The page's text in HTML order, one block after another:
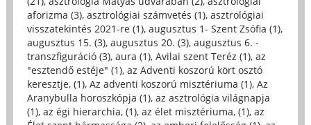
aforizma (3), asztrológiai számvetés (1), asztrológiai
visszatekintés 2021-re (1), augusztus 1- Szent Zsófia (1),
augusztus 15. (3), augusztus 20. (3), augusztus 6. -
transzfiguráció (3), aura (1), Avilai szent Teréz (1), az
"esztendő estéje" (1), az Adventi koszorú kört osztó
keresztje, (1), Az adventi koszorú misztériuma (1), Az
Aranybulla horoszkópja (1), az asztrológia világnapja
(1), az égi hierarchia, (1), az élet misztériuma, (1), az